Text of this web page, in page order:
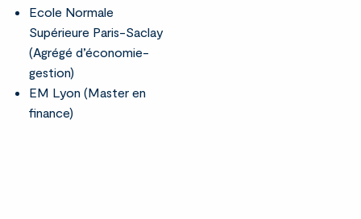
Ecole Normale
Supérieure Paris-Saclay
(Agrégé d’économie-
gestion)
EM Lyon (Master en
finance)